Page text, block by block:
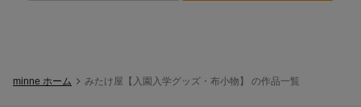
minne ホーム みたけ屋【入園入学グッズ・布小物】 の作品一覧